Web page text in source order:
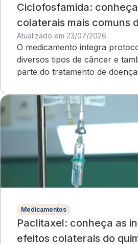
Ciclofosfamida:
colaterais mais comuns
quimioterapia
Atualizado em 23/07/2026
O medicamento integra
diversos tipos de câncer e
parte do tratamento de
Medicamentos
Paclitaxel: conheça as
efeitos colaterais do